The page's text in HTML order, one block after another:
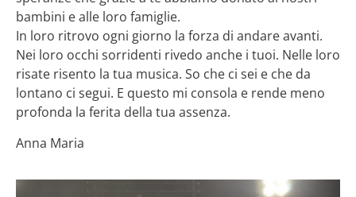
bambini e alle loro famiglie.
In loro ritrovo ogni giorno la forza di andare avanti.
Nei loro occhi sorridenti rivedo anche i tuoi. Nelle loro
risate risento la tua musica. So che ci sei e che da
lontano ci segui. E questo mi consola e rende meno
profonda la ferita della tua assenza.
Anna Maria